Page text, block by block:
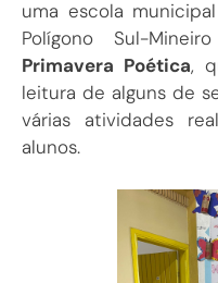
uma escola
Polígono Sul-
Primavera Poética,
leitura de alguns de
várias atividades
alunos.